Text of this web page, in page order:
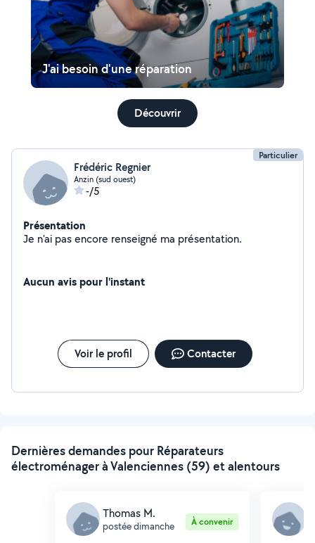
J'ai besoin d'une réparation
Découvrir
Particulier
Frédéric Regnier
Anzin (sud ouest)
-/5
Présentation
Je n'ai pas encore renseigné ma présentation.
Aucun avis pour l'instant
Voir le profil Contacter
Dernières demandes pour Réparateurs
électroménager à Valenciennes (59) et alentours
Thomas M.
postée dimanche À convenir